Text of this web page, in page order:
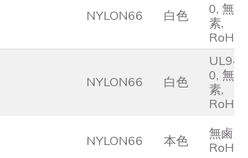
NYLON66 白色
0, 無鹵
素,
RoHS
NYLON66 白色
0, 無鹵
素,
RoHS
NYLON66 本色
無鹵素,
RoHS